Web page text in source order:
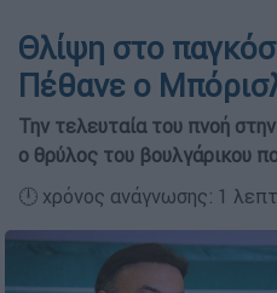
Θλίψη στο
Πέθανε ο
Την τελευταία του πνοή
ο θρύλος του βουλγάρικου
🕛 χρόνος ανάγνωσης: 1